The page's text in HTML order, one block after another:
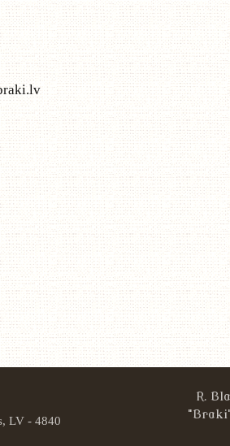
LV - 4840
R.